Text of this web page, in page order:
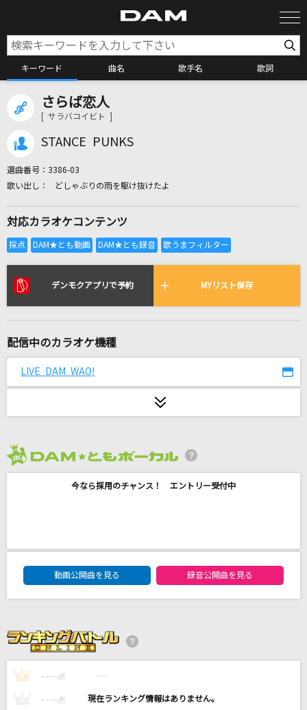
キーワード 曲名 歌手名 歌詞
全国りれき
リアルタイムで歌われている曲の一覧
[生音]プライド革命
Ask Me Why [アスク・ミー・ホワイ]
アカシア(ポケモンスペシャルMV「GOTCHA！」
ver.)
迷星叫
さらば恋人
[ サラバコイビト ]
STANCE PUNKS
選曲番号： 3386-03
どしゃぶりの雨を駆け抜けたよ
対応カラオケコンテンツ
デンモクアプリで予約 MYリスト保存
配信中のカラオケ機種
LIVE DAM WAO!
今なら採用のチャンス！ エントリー受付中
DAM★ともボーカルエントリーランキング
動画公開曲を見る
録音公開曲を見る
1 ---- 点 ----
---- 点 ----